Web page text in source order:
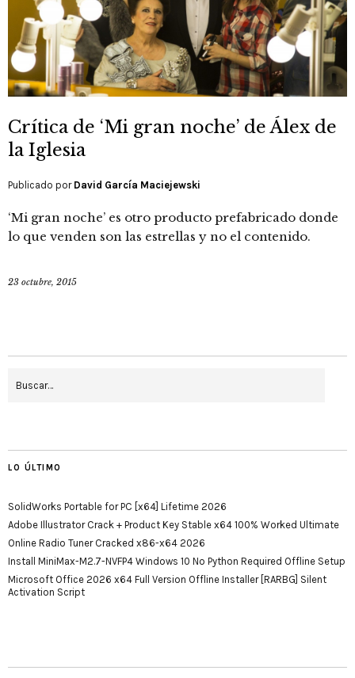
Crítica de ‘Mi gran noche’ de Álex de
la Iglesia
Publicado por David García Maciejewski
‘Mi gran noche’ es otro producto prefabricado donde
lo que venden son las estrellas y no el contenido.
23 octubre, 2015
LO ÚLTIMO
SolidWorks Portable for PC [x64] Lifetime 2026
Adobe Illustrator Crack + Product Key Stable x64 100% Worked Ultimate
Online Radio Tuner Cracked x86-x64 2026
Install MiniMax-M2.7-NVFP4 Windows 10 No Python Required Offline Setup
Microsoft Office 2026 x64 Full Version Offline Installer [RARBG] Silent
Activation Script